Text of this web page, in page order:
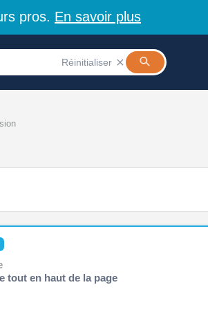
pros. En savoir plus
Réinitialiser 
tout en haut de la page